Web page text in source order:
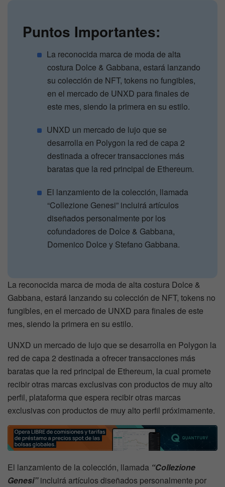
Puntos Importantes:
La reconocida marca de moda de alta
costura Dolce & Gabbana, estará lanzando
su colección de NFT, tokens no fungibles,
en el mercado de UNXD para finales de
este mes, siendo la primera en su estilo.
UNXD un mercado de lujo que se
desarrolla en Polygon la red de capa 2
destinada a ofrecer transacciones más
baratas que la red principal de Ethereum.
El lanzamiento de la colección, llamada
“Collezione Genesi” incluirá artículos
diseñados personalmente por los
cofundadores de Dolce & Gabbana,
Domenico Dolce y Stefano Gabbana.
La reconocida marca de moda de alta costura Dolce &
Gabbana, estará lanzando su colección de NFT, tokens no
fungibles, en el mercado de UNXD para finales de este
mes, siendo la primera en su estilo.
UNXD un mercado de lujo que se desarrolla en Polygon la
red de capa 2 destinada a ofrecer transacciones más
baratas que la red principal de Ethereum, la cual promete
recibir otras marcas exclusivas con productos de muy alto
perfil, plataforma que espera recibir otras marcas
exclusivas con productos de muy alto perfil próximamente.
El lanzamiento de la colección, llamada “Collezione
Genesi”incluirá artículos diseñados personalmente por